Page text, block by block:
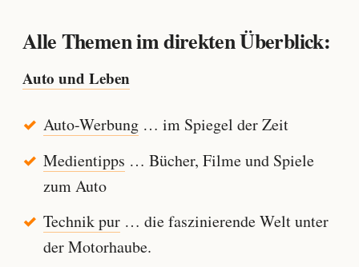
Alle Themen im direkten Überblick:
Auto und Leben
Auto-Werbung… im Spiegel der Zeit
Medientipps … Bücher, Filme und Spiele
zum Auto
Technik pur… die faszinierende Welt unter
der Motorhaube.